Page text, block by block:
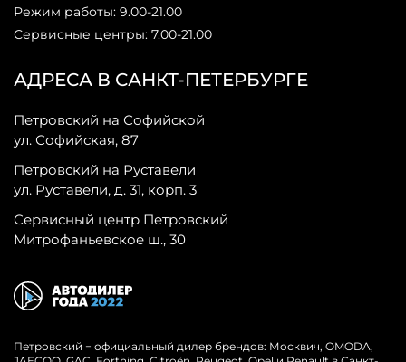
АДРЕСА В САНКТ-ПЕТЕРБУРГЕ
Петровский на Софийской
ул. Софийская, 87
Петровский на Руставели
ул. Руставели, д. 31, корп. 3
Сервисный центр Петровский
Митрофаньевское ш., 30
Режим работы: 9.00-21.00
Сервисные центры: 7.00-21.00
Петровский − официальный дилер брендов: Москвич, OMODA,